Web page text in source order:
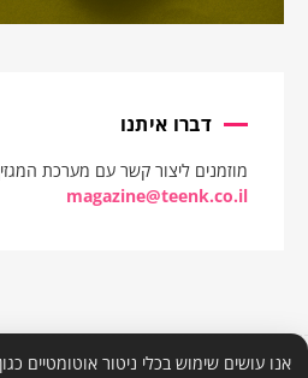
דברו איתנו
מוזמנים ליצור קשר עם מערכת
magazine@teenk.co.il